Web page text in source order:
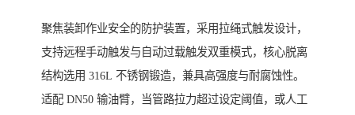
聚焦装卸作业安全的防护装置，采用拉绳式触发设计，
支持远程手动触发与自动过载触发双重模式，核心脱离
结构选用 316L 不锈钢锻造，兼具高强度与耐腐蚀性。
适配 DN50 输油臂，当管路拉力超过设定阈值，或人工